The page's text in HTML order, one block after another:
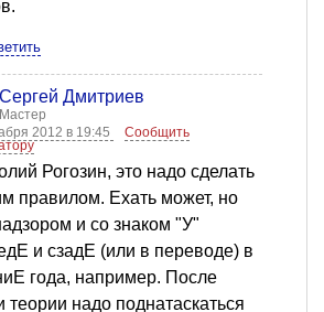
Сергей Дмитриев
Мастер
2012 в 19:45
Сообщить
Рогозин, это надо сделать
правилом. Ехать может, но
и со знаком "У"
и сзадЕ (или в переводе) в
года, например. После
теории надо поднатаскаться